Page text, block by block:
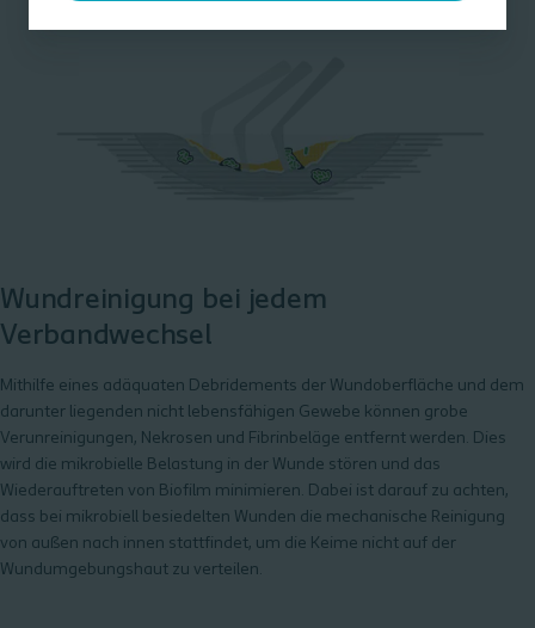
Wundreinigung bei jedem
Verbandwechsel
Mithilfe eines adäquaten Debridements der Wundoberfläche und dem
darunter liegenden nicht lebensfähigen Gewebe können grobe
Verunreinigungen, Nekrosen und Fibrinbeläge entfernt werden. Dies
wird die mikrobielle Belastung in der Wunde stören und das
Wiederauftreten von Biofilm minimieren. Dabei ist darauf zu achten,
dass bei mikrobiell besiedelten Wunden die mechanische Reinigung
von außen nach innen stattfindet, um die Keime nicht auf der
Wundumgebungshaut zu verteilen.